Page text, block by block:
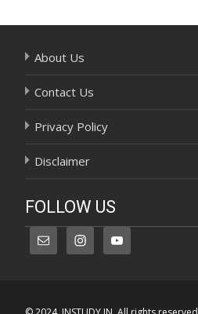
About Us
Contact Us
Privacy Policy
Disclaimer
FOLLOW US